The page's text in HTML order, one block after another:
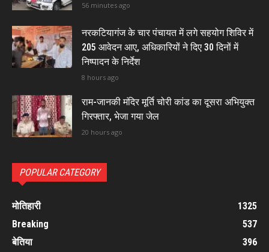
56 minutes ago
नरकटियागंज के चार पंचायत में लगे सहयोग शिविर में
205 आवेदन आए, अधिकारियों ने दिए 30 दिनों में
निष्पादन के निर्देश
8 hours ago
राम-जानकी मंदिर मूर्ति चोरी कांड का दूसरा अभियुक्त
गिरफ्तार, भेजा गया जेल
20 hours ago
POPULAR CATEGORY
मोतिहारी
1325
Breaking
537
बेतिया
396